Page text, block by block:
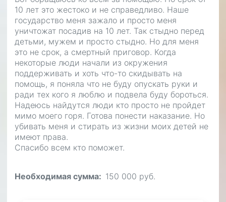
10 лет это жестоко и не справедливо. Наше
государство меня зажало и просто меня
уничтожат посадив на 10 лет. Так стыдно перед
детьми, мужем и просто стыдно. Но для меня
это не срок, а смертный приговор. Когда
некоторые люди начали из окружения
поддерживать и хоть что-то скидывать на
помощь, я поняла что не буду опускать руки и
ради тех кого я люблю и подвела буду бороться.
Надеюсь найдутся люди кто просто не пройдет
мимо моего горя. Готова понести наказание. Но
убивать меня и стирать из жизни моих детей не
имеют права.
Спасибо всем кто поможет.
Необходимая сумма 150 000 руб.